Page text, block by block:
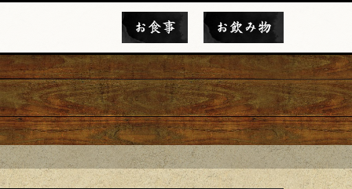
お食事 お飲み物